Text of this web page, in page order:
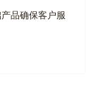
品确保客户服